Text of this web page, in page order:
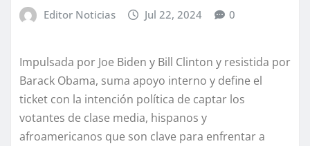
Editor Noticias Jul 22, 2024 0
Impulsada por Joe Biden y Bill Clinton y resistida por
Barack Obama, suma apoyo interno y define el
ticket con la intención política de captar los
votantes de clase media, hispanos y
afroamericanos que son clave para enfrentar a